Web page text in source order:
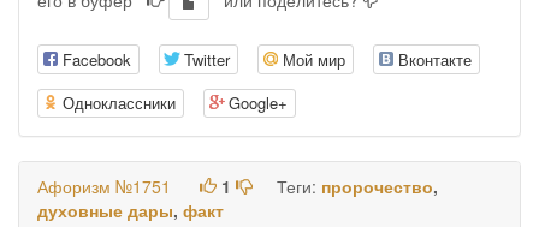
Facebook Twitter Мой мир
Вконтакте
Одноклассники
Google+
Афоризм №1751 1 Теги: пророчество,
духовные дары, факт